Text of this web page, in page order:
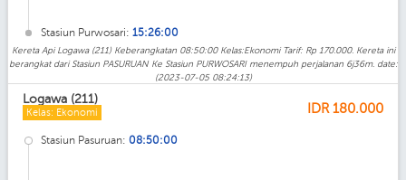
Stasiun Purwosari: 15:26:00
Kereta Api Logawa (211) Keberangkatan 08:50:00 Kelas:Ekonomi Tarif: Rp 170.000. Kereta ini
berangkat dari Stasiun PASURUAN Ke Stasiun PURWOSARI menempuh perjalanan 6j36m. date:
(2023-07-05 08:24:13)
Logawa (211)
Kelas: Ekonomi IDR 180.000
Stasiun Pasuruan: 08:50:00